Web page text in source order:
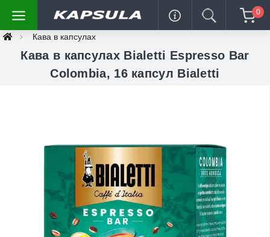
0
Кава в капсулах
Кава в капсулах Bialetti Espresso Bar
Colombia, 16 капсул Bialetti